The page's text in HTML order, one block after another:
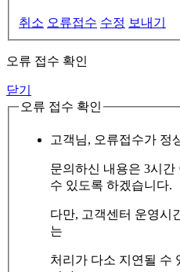
취소 오류접수 수정 보내기
오류 접수 확인
닫기
오류 접수 확인
고객님, 오류접수가 정
문의하신 내용은 3시
수 있도록 하겠습니다.
다만, 고객센터 운영시
는
처리가 다소 지연될 수